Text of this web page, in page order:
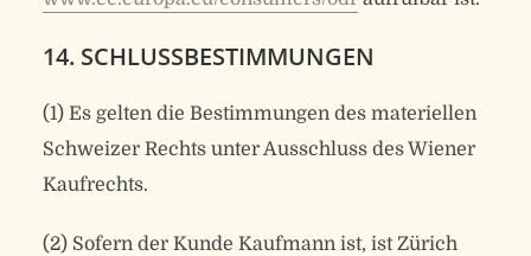
14. SCHLUSSBESTIMMUNGEN
(1) Es gelten die Bestimmungen des materiellen
Schweizer Rechts unter Ausschluss des Wiener
Kaufrechts.
(2) Sofern der Kunde Kaufmann ist, ist Zürich